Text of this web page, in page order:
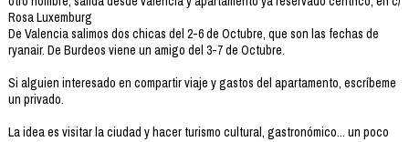
Rosa Luxemburg
De Valencia salimos dos chicas del 2-6 de Octubre, que son las fechas de
ryanair. De Burdeos viene un amigo del 3-7 de Octubre.
Si alguien interesado en compartir viaje y gastos del apartamento, escríbeme
un privado.
La idea es visitar la ciudad y hacer turismo cultural, gastronómico... un poco